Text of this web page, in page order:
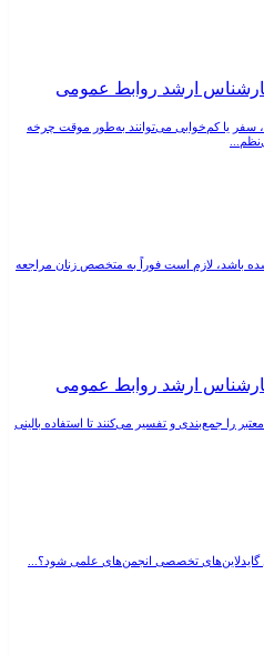
ارشد روابط عمومی
سفر یا کم‌خوابی می‌توانند به‌طور موقت چرخه
باشد، لازم است فوراً به متخصص زنان مراجعه
ارشد روابط عمومی
را جمع‌بندی و تفسیر می‌کنند تا استفاده بالینی
گایدلاین‌های تخصصی انجمن‌های علمی شود؟...